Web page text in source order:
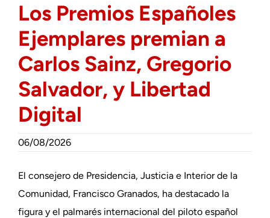
Actualidad
Actividades
Colabora
Los Premios Españoles
Ejemplares premian a
Carlos Sainz, Gregorio
Salvador, y Libertad
Digital
06/08/2026
El consejero de Presidencia, Justicia e Interior de la
Comunidad, Francisco Granados, ha destacado la
figura y el palmarés internacional del piloto español